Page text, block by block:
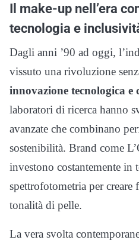
Il make-up nell’era
tecnologia e
Dagli anni ’90 ad oggi,
vissuto una rivoluzione
innovazione tecnologica e
laboratori di ricerca hanno
avanzate che combinano
sostenibilità. Brand come
investono costantemente in
spettrofotometria per
tonalità di pelle.
La vera svolta